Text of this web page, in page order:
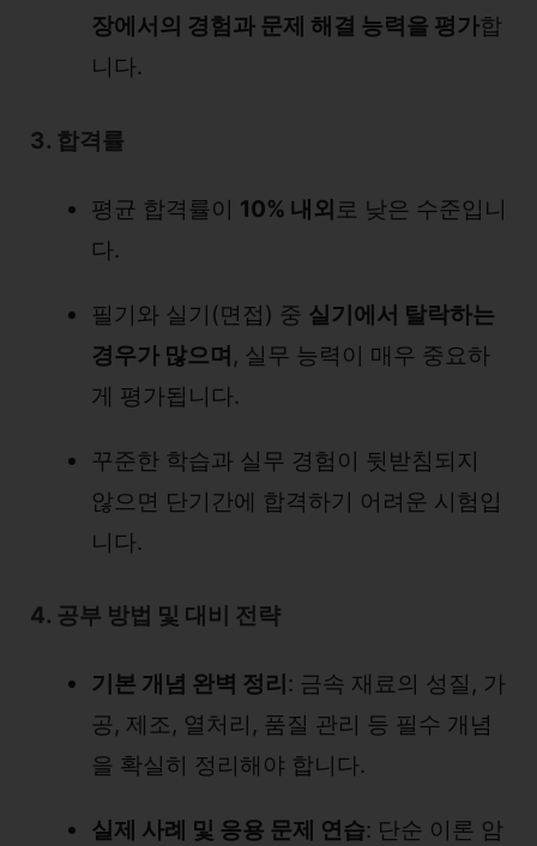
장에서의 경험과 문제 해결 능력을 평가합
니다.
3. 합격률
평균 합격률이 10% 내외 로 낮은 수준입니
다.
필기와 실기(면접) 중 실기에서 탈락하는
경우가 많으며, 실무 능력이 매우 중요하
게 평가됩니다.
꾸준한 학습과 실무 경험이 뒷받침되지
않으면 단기간에 합격하기 어려운 시험입
니다.
4. 공부 방법 및 대비 전략
기본 개념 완벽 정리 : 금속 재료의 성질, 가
공, 제조, 열처리, 품질 관리 등 필수 개념
을 확실히 정리해야 합니다.
실제 사례 및 응용 문제 연습: 단순 이론 암